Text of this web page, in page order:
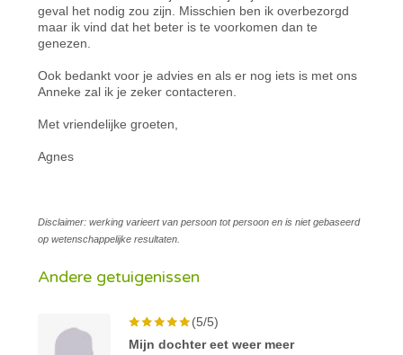
geval het nodig zou zijn. Misschien ben ik overbezorgd
maar ik vind dat het beter is te voorkomen dan te
genezen.
Ook bedankt voor je advies en als er nog iets is met ons
Anneke zal ik je zeker contacteren.
Met vriendelijke groeten,
Agnes
Disclaimer: werking varieert van persoon tot persoon en is niet gebaseerd
op wetenschappelijke resultaten.
Andere getuigenissen
(5/5)
Mijn dochter eet weer meer